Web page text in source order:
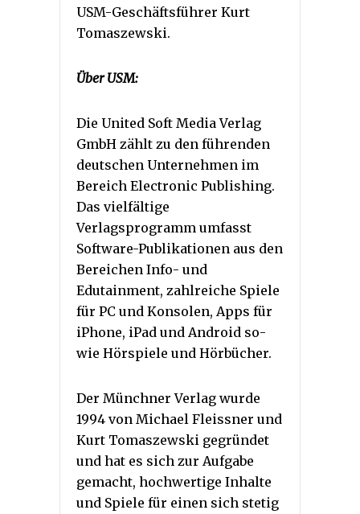
USM-Geschäftsführer Kurt
Tomaszewski.
Über USM:
Die United Soft Media Verlag
GmbH zählt zu den führenden
deutschen Unternehmen im
Bereich Electronic Publishing.
Das vielfältige
Verlagsprogramm umfasst
Software-Publikationen aus den
Bereichen Info- und
Edutainment, zahlreiche Spiele
für PC und Konsolen, Apps für
iPhone, iPad und Android so-
wie Hörspiele und Hörbücher.
Der Münchner Verlag wurde
1994 von Michael Fleissner und
Kurt Tomaszewski gegründet
und hat es sich zur Aufgabe
gemacht, hochwertige Inhalte
und Spiele für einen sich stetig